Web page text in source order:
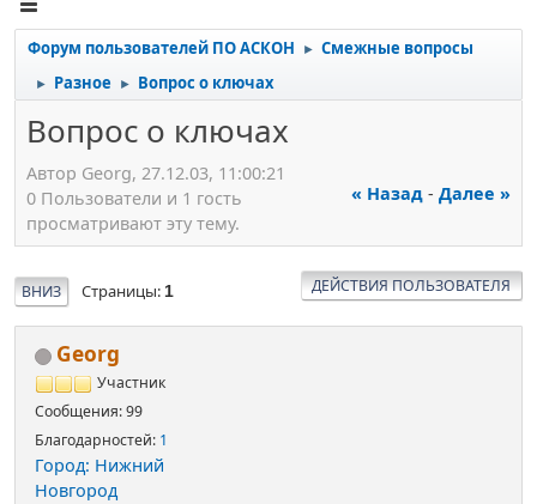
Форум пользователей ПО АСКОН ► Смежные вопросы
► Разное ► Вопрос о ключах
Вопрос о ключах
Автор Georg, 27.12.03, 11:00:21
« Назад - Далее »
0 Пользователи и 1 гость
просматривают эту тему.
ВНИЗ Страницы 1 ДЕЙСТВИЯ ПОЛЬЗОВАТЕЛЯ
Georg
Участник
Сообщения: 99
Благодарностей: 1
Город: Нижний
Новгород